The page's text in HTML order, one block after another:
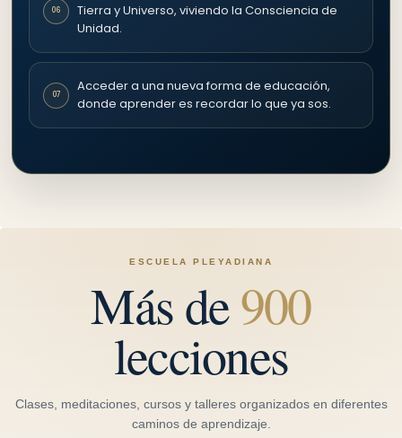
06
Tierra y Universo, viviendo la Consciencia de
Unidad.
07
Acceder a una nueva forma de educación,
donde aprender es recordar lo que ya sos.
ESCUELA PLEYADIANA
Más de900
lecciones
Clases, meditaciones, cursos y talleres organizados en diferentes
caminos de aprendizaje.